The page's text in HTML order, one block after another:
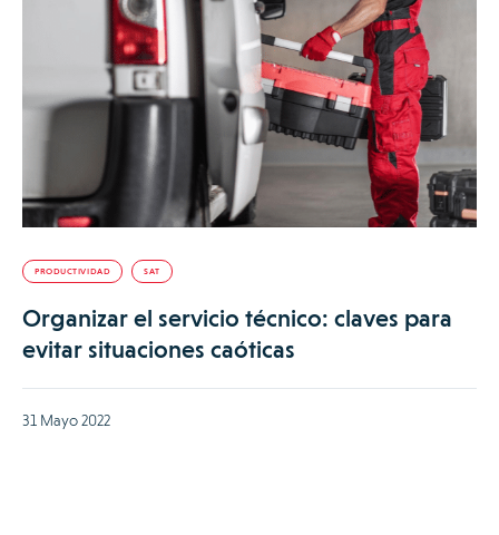
PRODUCTIVIDAD SAT
Organizar el servicio técnico: claves para
evitar situaciones caóticas
31 Mayo 2022